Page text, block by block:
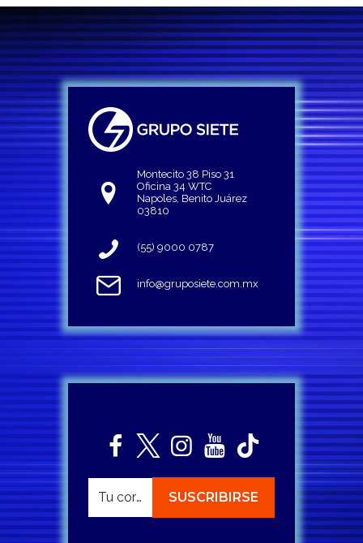
Montecito 38 Piso 31
Oficina 34 WTC
Napoles, Benito Juárez
03810
(55) 9000 0787
info@gruposiete.com.mx